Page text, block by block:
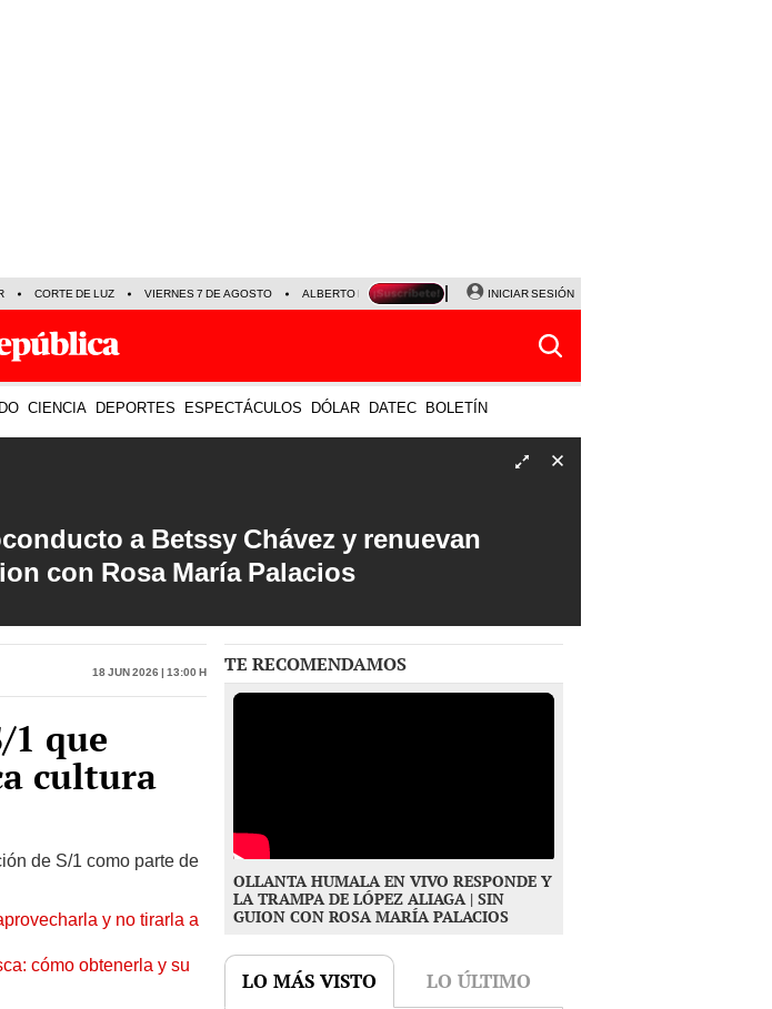
CORTE DE LUZ VIERNES 7 DE AGOSTO ALBERTO BENAVIDES NALDY SALDAÑA
INICIAR SESIÓN
CIENCIA DEPORTES ESPECTÁCULOS DÓLAR DATEC BOLETÍN
a Betssy Chávez y renuevan
con Rosa María Palacios
18 Jun 2026 | 13:00 h
1 que
cultura
de S/1 como parte de
y no tirarla a
cómo obtenerla y su
TE RECOMENDAMOS
OLLANTA HUMALA EN VIVO RESPONDE Y
LA TRAMPA DE LÓPEZ ALIAGA | SIN
GUION CON ROSA MARÍA PALACIOS
LO MÁS VISTO LO ÚLTIMO